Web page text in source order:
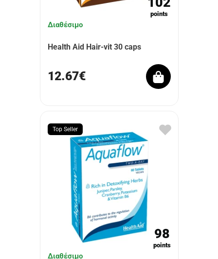
points
Διαθέσιμο
Health Aid Hair-vit 30 caps
12.67€
Top Seller
98
points
Διαθέσιμο